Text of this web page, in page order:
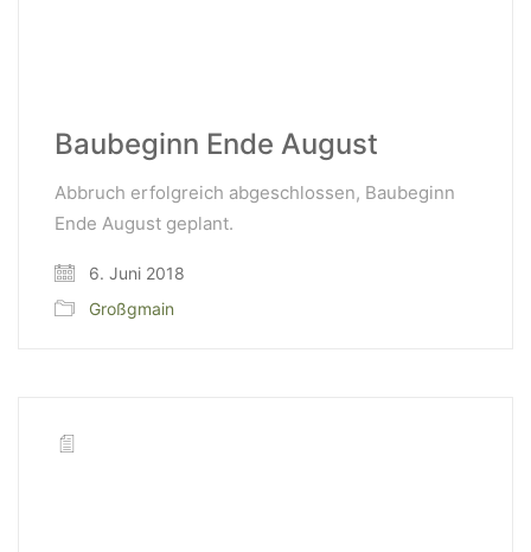
Baubeginn Ende August
Abbruch erfolgreich abgeschlossen, Baubeginn
Ende August geplant.
6. Juni 2018
Großgmain